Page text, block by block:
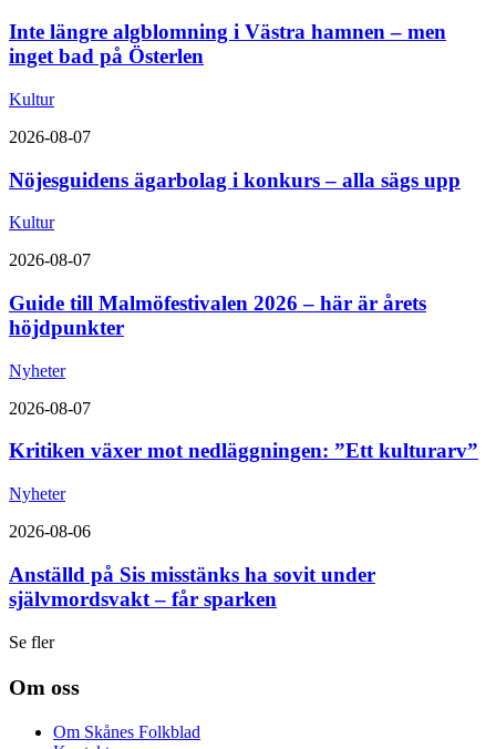
Inte längre algblomning i Västra hamnen – men
inget bad på Österlen
Kultur
2026-08-07
Nöjesguidens ägarbolag i konkurs – alla sägs upp
Kultur
2026-08-07
Guide till Malmöfestivalen 2026 – här är årets
höjdpunkter
Nyheter
2026-08-07
Kritiken växer mot nedläggningen: ”Ett kulturarv”
Nyheter
2026-08-06
Anställd på Sis misstänks ha sovit under
självmordsvakt – får sparken
Se fler
Om oss
Om Skånes Folkblad